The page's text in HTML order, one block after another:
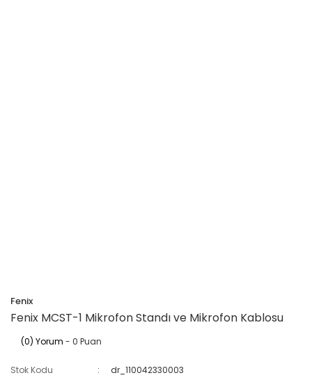
Fenix
Fenix MCST-1 Mikrofon Standı ve Mikrofon Kablosu
(0) Yorum - 0 Puan
Stok Kodu
dr_110042330003